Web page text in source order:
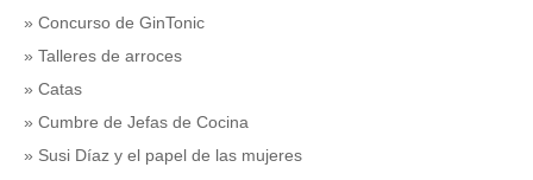
Concurso de GinTonic
Talleres de arroces
Catas
Cumbre de Jefas de Cocina
Susi Díaz y el papel de las mujeres